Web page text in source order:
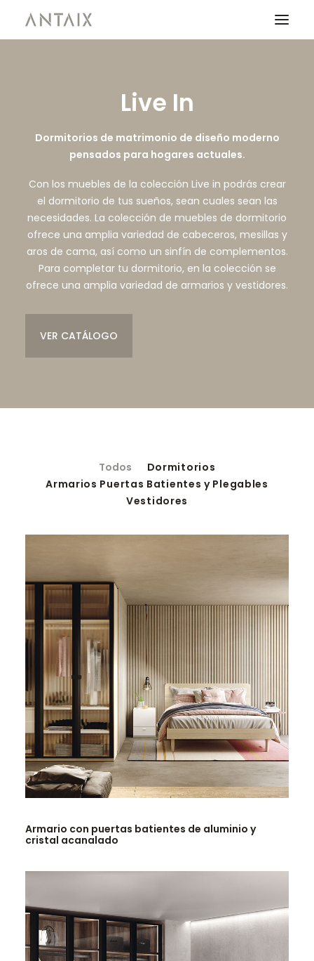
NEWS
CONTACTO
ÁREA DE PROFESIONALES
Live In
Dormitorios de matrimonio de diseño moderno
pensados para hogares actuales.
Con los muebles de la colección Live in podrás crear
el dormitorio de tus sueños, sean cuales sean las
necesidades. La colección de muebles de dormitorio
ofrece una amplia variedad de cabeceros, mesillas y
aros de cama, así como un sinfín de complementos.
Para completar tu dormitorio, en la colección se
ofrece una amplia variedad de armarios y vestidores.
VER CATÁLOGO
Todos
Dormitorios
Armarios Puertas Batientes y Plegables
Vestidores
Armario con puertas batientes de aluminio y
cristal acanalado